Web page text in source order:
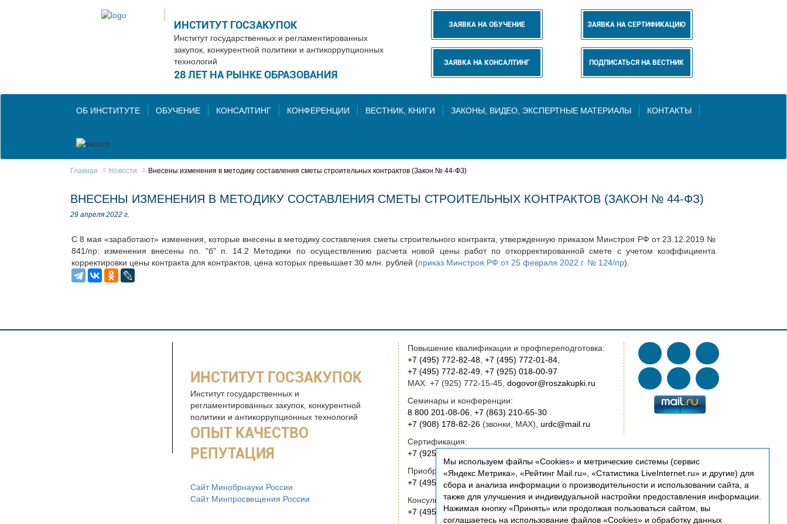
ИНСТИТУТ ГОСЗАКУПОК
Институт государственных и регламентированных
закупок, конкурентной политики и антикоррупционных
технологий
28 ЛЕТ НА РЫНКЕ ОБРАЗОВАНИЯ
ЗАЯВКА НА ОБУЧЕНИЕ ЗАЯВКА НА СЕРТИФИКАЦИЮ
ЗАЯВКА НА КОНСАЛТИНГ ПОДПИСАТЬСЯ НА ВЕСТНИК
ОБ ИНСТИТУТЕ ОБУЧЕНИЕ КОНСАЛТИНГ КОНФЕРЕНЦИИ ВЕСТНИК, КНИГИ ЗАКОНЫ, ВИДЕО, ЭКСПЕРТНЫЕ МАТЕРИАЛЫ КОНТАКТЫ
Главная Новости Внесены изменения в методику составления сметы строительных контрактов (Закон № 44-ФЗ)
ВНЕСЕНЫ ИЗМЕНЕНИЯ В МЕТОДИКУ СОСТАВЛЕНИЯ СМЕТЫ СТРОИТЕЛЬНЫХ КОНТРАКТОВ (ЗАКОН № 44-ФЗ)
29 апреля 2022 г.
С 8 мая «заработают» изменения, которые внесены в методику составления сметы строительного контракта, утвержденную приказом Минстроя РФ от 23.12.2019 №
841/пр: изменения внесены пп. "б" п. 14.2 Методики по осуществлению расчета новой цены работ по откорректированной смете с учетом коэффициента
корректировки цены контракта для контрактов, цена которых превышает 30 млн. рублей (приказ Минстроя РФ от 25 февраля 2022 г. № 124/пр).
ИНСТИТУТ ГОСЗАКУПОК
Институт государственных и
регламентированных закупок, конкурентной
политики и антикоррупционных технологий
ОПЫТ КАЧЕСТВО
РЕПУТАЦИЯ
Сайт Минобрнауки России
Сайт Минпросвещения России
Повышение квалификации и профпереподготовка:
+7 (495) 772-82-48, +7 (495) 772-01-84,
+7 (495) 772-82-49, +7 (925) 018-00-97
MAX: +7 (925) 772-15-45, dogovor@roszakupki.ru
Семинары и конференции:
8 800 201-08-06, +7 (863) 210-65-30
+7 (908) 178-82-26(звонки, MAX), urdc@mail.ru
Сертификация:
+7 (925) 772-15-45
Приобретение книг:
+7 (495) 772-00-14,institut@roszakupki.ru
Консультационные услуги и руководство:
+7 (495) 772-01-83, institut@roszakupki.ru
Мы используем файлы «Cookies» и метрические системы (сервис
«Яндекс.Метрика», «Рейтинг Mail.ru», «Статистика LiveInternet.ru» и другие) для
сбора и анализа информации о производительности и использовании сайта, а
также для улучшения и индивидуальной настройки предоставления информации.
Нажимая кнопку «Принять» или продолжая пользоваться сайтом, вы
соглашаетесь на использование файлов «Cookies» и обработку данных